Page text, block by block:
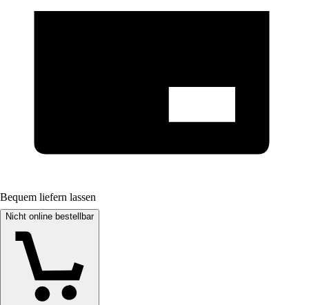
Bequem liefern lassen
Nicht online bestellbar